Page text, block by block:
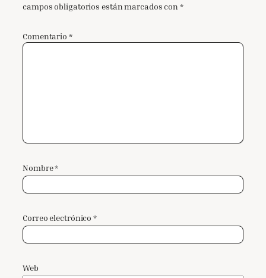
campos obligatorios están marcados con*
Comentario *
Nombre*
Correo electrónico*
Web